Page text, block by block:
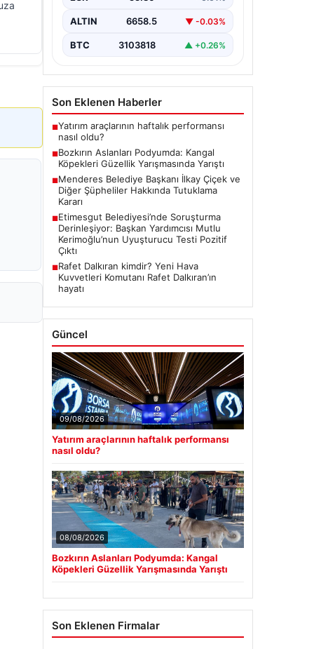
edilen "Kangal Çoban Köpekleri ve
Standartları…
ALTIN 6658.5 ▼ -0.03%
BTC 3103818 ▲ +0.26%
Son Eklenen Haberler
■Yatırım araçlarının haftalık performansı
nasıl oldu?
■Bozkırın Aslanları Podyumda: Kangal
Köpekleri Güzellik Yarışmasında Yarıştı
■Menderes Belediye Başkanı İlkay Çiçek ve
Diğer Şüpheliler Hakkında Tutuklama
Kararı
■Etimesgut Belediyesi’nde Soruşturma
Derinleşiyor: Başkan Yardımcısı Mutlu
Kerimoğlu’nun Uyuşturucu Testi Pozitif
Çıktı
■Rafet Dalkıran kimdir? Yeni Hava
Kuvvetleri Komutanı Rafet Dalkıran’ın
hayatı
Güncel
09/08/2026
Yatırım araçlarının haftalık performansı
nasıl oldu?
08/08/2026
Bozkırın Aslanları Podyumda: Kangal
Köpekleri Güzellik Yarışmasında Yarıştı
Son Eklenen Firmalar